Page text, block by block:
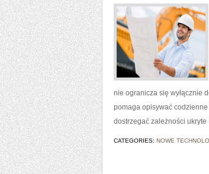
nie ogranicza się wyłącznie
pomaga opisywać
dostrzegać zależności ukryte
CATEGORIES: NOWE